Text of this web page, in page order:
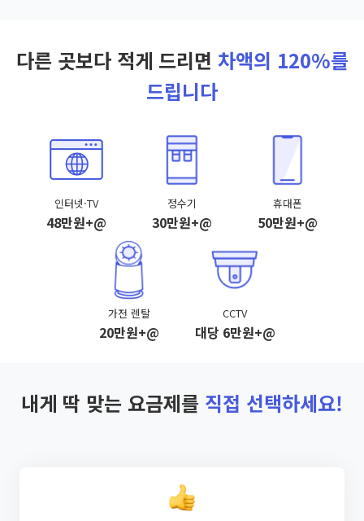
다른 곳보다 적게 드리면 차액의 120%를
드립니다
인터넷·TV
48만원+@
정수기
30만원+@
휴대폰
50만원+@
가전 렌탈
20만원+@
CCTV
대당 6만원+@
내게 딱 맞는 요금제를 직접 선택하세요!